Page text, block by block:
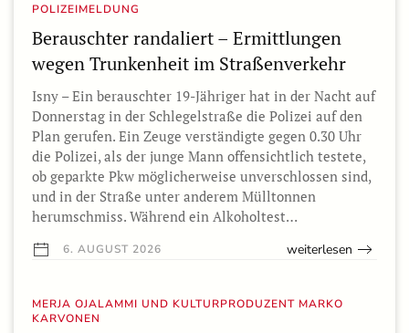
POLIZEIMELDUNG
Berauschter randaliert – Ermittlungen
wegen Trunkenheit im Straßenverkehr
Isny – Ein berauschter 19-Jähriger hat in der Nacht auf
Donnerstag in der Schlegelstraße die Polizei auf den
Plan gerufen. Ein Zeuge verständigte gegen 0.30 Uhr
die Polizei, als der junge Mann offensichtlich testete,
ob geparkte Pkw möglicherweise unverschlossen sind,
und in der Straße unter anderem Mülltonnen
herumschmiss. Während ein Alkoholtest…
6. AUGUST 2026 weiterlesen
MERJA OJALAMMI UND KULTURPRODUZENT MARKO
KARVONEN